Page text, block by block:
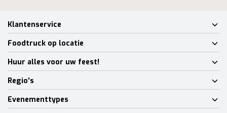
Klantenservice
Foodtruck op locatie
Huur alles voor uw feest!
Regio's
Evenementtypes